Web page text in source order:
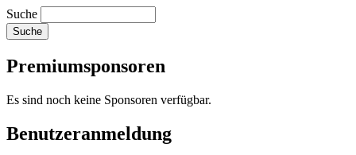
Suche
Premiumsponsoren
Es sind noch keine Sponsoren verfügbar.
Benutzeranmeldung